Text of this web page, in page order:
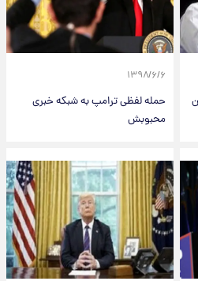
۱۳۹۸/۶/۶
حمله لفظی ترامپ به شبکه خبری
محبوبش